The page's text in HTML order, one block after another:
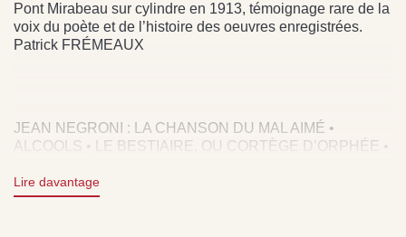
Pont Mirabeau sur cylindre en 1913, témoignage rare de la
voix du poète et de l’histoire des oeuvres enregistrées.
Patrick FRÉMEAUX
JEAN NEGRONI : LA CHANSON DU MAL AIMÉ •
ALCOOLS • LE BESTIAIRE, OU CORTÈGE D’ORPHÉE •
L’ÉMIGRANT DE LANDOR ROAD • CORS DE CHASSE •
FÊTE • SI JE MOURRAIS LÀ-BAS • Ô MA JEUNESSE
Lire davantage